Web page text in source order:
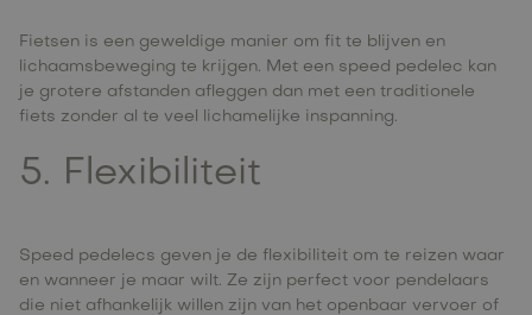
Fietsen is een geweldige manier om fit te blijven en
lichaamsbeweging te krijgen. Met een speed pedelec kan
je grotere afstanden afleggen dan met een traditionele
fiets zonder al te veel lichamelijke inspanning.
5. Flexibiliteit
Speed pedelecs geven je de flexibiliteit om te reizen waar
en wanneer je maar wilt. Ze zijn perfect voor pendelaars
die niet afhankelijk willen zijn van het openbaar vervoer of